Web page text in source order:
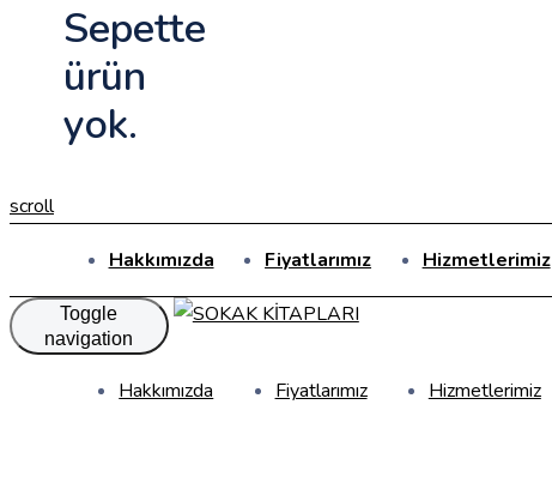
Sepette
ürün
yok.
scroll
Hakkımızda Fiyatlarımız Hizmetlerimiz
Toggle
navigation
Hakkımızda Fiyatlarımız Hizmetlerimiz